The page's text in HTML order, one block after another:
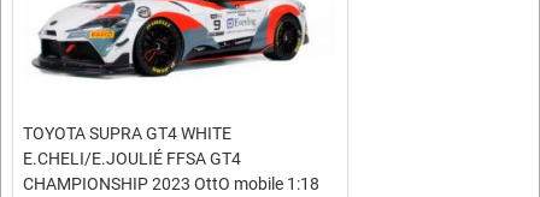
TOYOTA SUPRA GT4 WHITE
E.CHELI/E.JOULIÉ FFSA GT4
CHAMPIONSHIP 2023 OttO mobile 1:18